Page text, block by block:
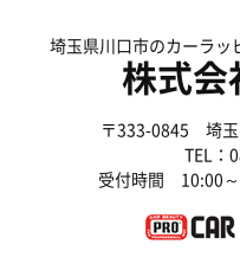
埼玉県川口市のカーラッ
株式会
〒333-0845 埼玉
TEL：
受付時間 10:00～